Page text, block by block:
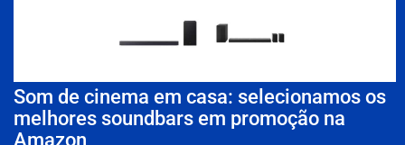
Som de cinema em casa: selecionamos os
melhores soundbars em promoção na
Amazon